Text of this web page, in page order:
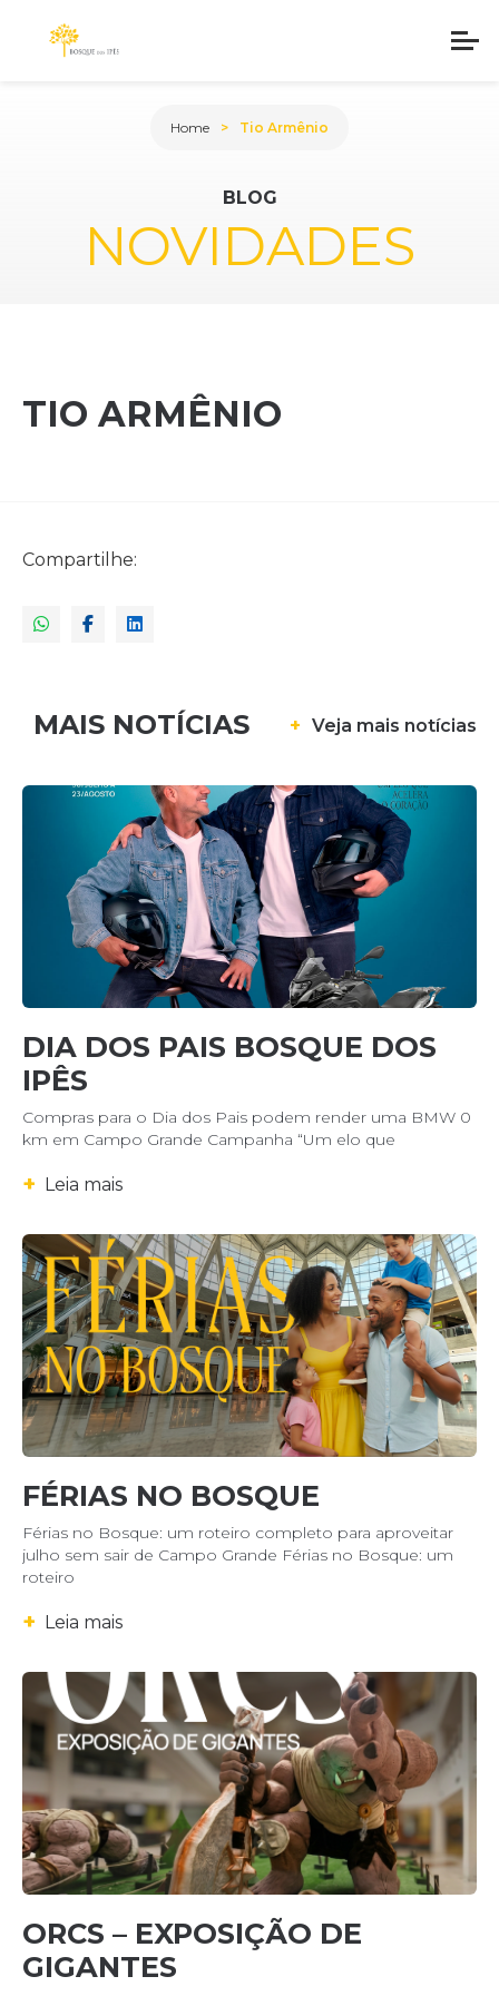
BLOG
NOVIDADES
Home Tio Armênio
TIO ARMÊNIO
Compartilhe:
MAIS NOTÍCIAS + Veja mais notícias
DIA DOS PAIS BOSQUE DOS
IPÊS
Compras para o Dia dos Pais podem render uma BMW 0
km em Campo Grande Campanha “Um elo que
+ Leia mais
FÉRIAS NO BOSQUE
Férias no Bosque: um roteiro completo para aproveitar
julho sem sair de Campo Grande Férias no Bosque: um
roteiro
+ Leia mais
ORCS – EXPOSIÇÃO DE
GIGANTES